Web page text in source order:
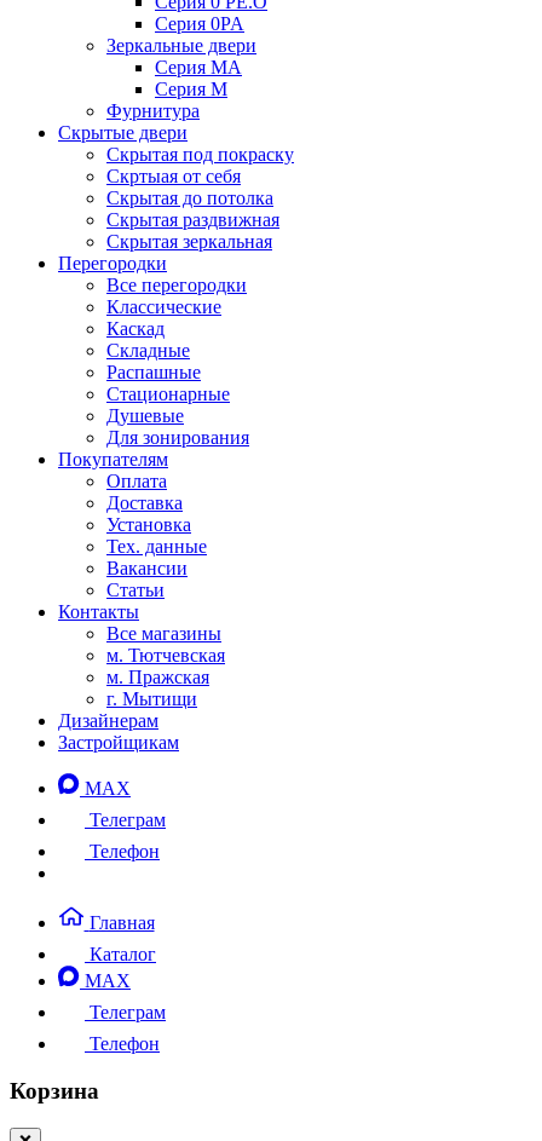
Серия 0PA
Зеркальные двери
Серия MA
Серия M
Фурнитура
Скрытые двери
Скрытая под покраску
Скртыая от себя
Скрытая до потолка
Скрытая раздвижная
Скрытая зеркальная
Перегородки
Все перегородки
Классические
Каскад
Складные
Распашные
Стационарные
Душевые
Для зонирования
Покупателям
Оплата
Доставка
Установка
Тех. данные
Вакансии
Статьи
Контакты
Все магазины
м. Тютчевская
м. Пражская
г. Мытищи
Дизайнерам
Застройщикам
MAX
Телеграм
Телефон
Главная
Каталог
MAX
Телеграм
Телефон
Корзина